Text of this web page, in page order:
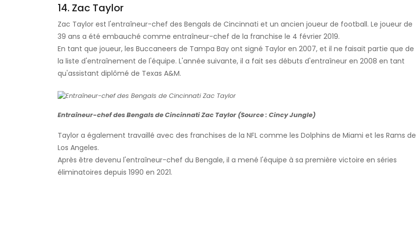
14. Zac Taylor
Zac Taylor est l'entraîneur-chef des Bengals de Cincinnati et un ancien joueur de football. Le joueur de
39 ans a été embauché comme entraîneur-chef de la franchise le 4 février 2019.
En tant que joueur, les Buccaneers de Tampa Bay ont signé Taylor en 2007, et il ne faisait partie que de
la liste d'entraînement de l'équipe. L'année suivante, il a fait ses débuts d'entraîneur en 2008 en tant
qu'assistant diplômé de Texas A&M.
Entraîneur-chef des Bengals de Cincinnati Zac Taylor (Source : Cincy Jungle)
Taylor a également travaillé avec des franchises de la NFL comme les Dolphins de Miami et les Rams de
Los Angeles.
Après être devenu l'entraîneur-chef du Bengale, il a mené l'équipe à sa première victoire en séries
éliminatoires depuis 1990 en 2021.